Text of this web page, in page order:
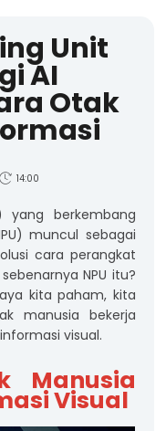
Unit
AI
Otak
14:00
yang berkembang
muncul sebagai
cara perangkat
NPU itu?
kita paham, kita
manusia bekerja
visual.
Manusia
Visual